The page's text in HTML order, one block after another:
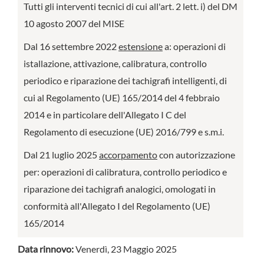
Tutti gli interventi tecnici di cui all'art. 2 lett. i) del DM
10 agosto 2007 del MISE
Dal 16 settembre 2022estensionea: operazioni di
istallazione, attivazione, calibratura, controllo
periodico e riparazione dei tachigrafi intelligenti, di
cui al Regolamento (UE) 165/2014 del 4 febbraio
2014 e in particolare dell'Allegato I C del
Regolamento di esecuzione (UE) 2016/799 e s.m.i.
Dal 21 luglio 2025accorpamentocon autorizzazione
per: operazioni di calibratura, controllo periodico e
riparazione dei tachigrafi analogici, omologati in
conformità all'Allegato I del Regolamento (UE)
165/2014
Data rinnovo:Venerdì, 23 Maggio 2025